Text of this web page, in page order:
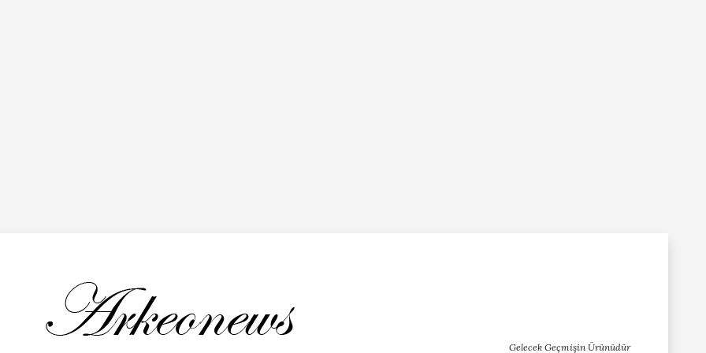
Gelecek Geçmişin Ürünüdür